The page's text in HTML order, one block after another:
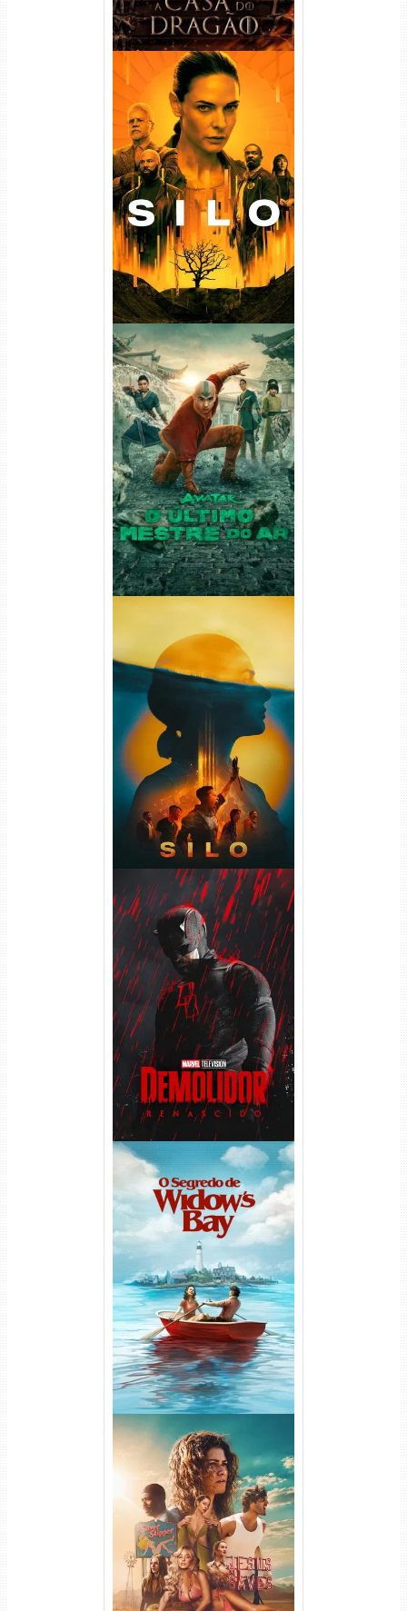
Silo 1ª Temporada Torrent
(2023) WEB-DL
720p/1080p/4K Dual Áudio
Avatar: O Último Mestre do
Ar 2ª Temporada Torrent
(2026) WEB-DL 1080p Dual
Áudio
Silo 2ª Temporada (2024)
WEB-DL 1080p Dual Áudio
Demolidor: Renascido 2ª
Temporada (2026) WEB-DL
1080p Dual Áudio
O Segredo de Widow’s Bay
1ª Temporada Torrent (2026)
WEB-DL 1080p Dual Áudio
Euphoria 3ª Temporada
Torrent (2026) WEB-DL 1080p
Dual Áudio